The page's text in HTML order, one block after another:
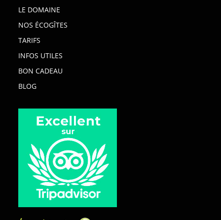
LE DOMAINE
NOS ÉCOGÎTES
TARIFS
INFOS UTILES
BON CADEAU
BLOG